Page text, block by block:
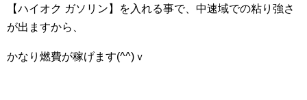
【ハイオク ガソリン】を入れる事で、中速域での粘り強さ
が出ますから、
かなり燃費が稼げます(^^)ｖ